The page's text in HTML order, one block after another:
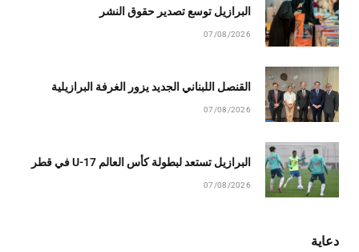
البرازيل توسع تصدير حقوق النشر
07/08/2026
القنصل اللبناني الجديد يزور الغرفة البرازيلية
07/08/2026
البرازيل تستعد لبطولة كأس العالم U-17 في قطر
07/08/2026
دعاية